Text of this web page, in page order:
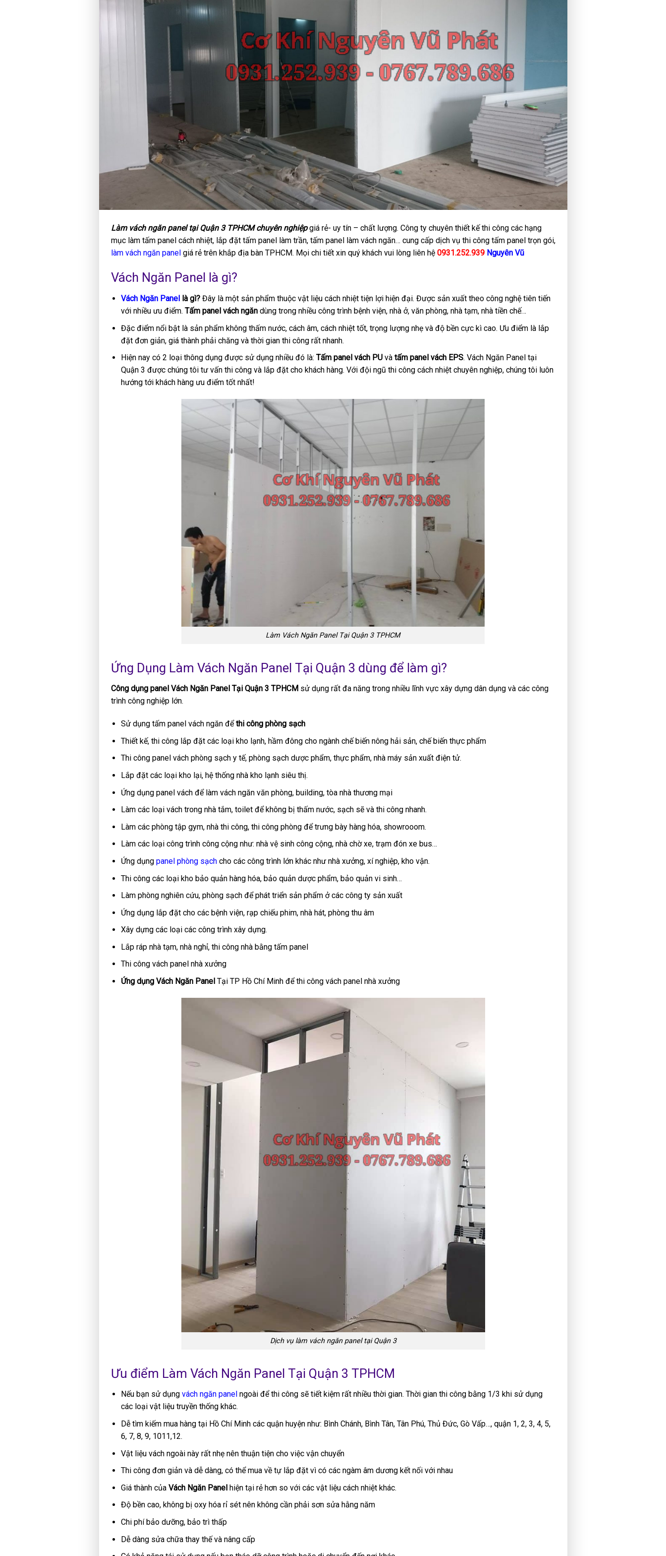
Làm vách ngăn panel tại Quận 3 TPHCM chuyên nghiệpgiá rẻ- uy tín – chất lượng. Công ty chuyên thiết kế thi công các hạng
mục làm tấm panel cách nhiệt, lắp đặt tấm panel làm trần, tấm panel làm vách ngăn… cung cấp dịch vụ thi công tấm panel trọn gói,
làm vách ngăn panel giá rẻ trên khắp địa bàn TPHCM. Mọi chi tiết xin quý khách vui lòng liên hệ 0931.252.939Nguyên Vũ
Vách Ngăn Panel là gì?
Vách Ngăn Panel là gì? Đây là một sản phẩm thuộc vật liệu cách nhiệt tiện lợi hiện đại. Được sản xuất theo công nghệ tiên tiến
với nhiều ưu điểm.Tấm panel vách ngăn dùng trong nhiều công trình bệnh viện, nhà ở, văn phòng, nhà tạm, nhà tiền chế…
Đặc điểm nổi bật là sản phẩm không thấm nước, cách âm, cách nhiệt tốt, trọng lượng nhẹ và độ bền cực kì cao. Ưu điểm là lắp
đặt đơn giản, giá thành phải chăng và thời gian thi công rất nhanh.
Hiện nay có 2 loại thông dụng được sử dụng nhiều đó là:Tấm panel vách PU vàtấm panel vách EPS. Vách Ngăn Panel tại
Quận 3 được chúng tôi tư vấn thi công và lắp đặt cho khách hàng. Với đội ngũ thi công cách nhiệt chuyên nghiệp, chúng tôi luôn
hướng tới khách hàng ưu điểm tốt nhất!
Làm Vách Ngăn Panel Tại Quận 3 TPHCM
Ứng Dụng Làm Vách Ngăn Panel Tại Quận 3 dùng để làm gì?
Công dụng panel Vách Ngăn Panel Tại Quận 3 TPHCM sử dụng rất đa năng trong nhiều lĩnh vực xây dựng dân dụng và các công
trình công nghiệp lớn.
Sử dụng tấm panel vách ngăn đểthi công phòng sạch
Thiết kế, thi công lắp đặt các loại kho lạnh, hầm đông cho ngành chế biến nông hải sản, chế biến thực phẩm
Thi công panel vách phòng sạch y tế, phòng sạch dược phẩm, thực phẩm, nhà máy sản xuất điện tử.
Lắp đặt các loại kho lại, hệ thống nhà kho lạnh siêu thị.
Ứng dụng panel vách để làm vách ngăn văn phòng, building, tòa nhà thương mại
Làm các loại vách trong nhà tắm, toilet để không bị thấm nước, sạch sẽ và thi công nhanh.
Làm các phòng tập gym, nhà thi công, thi công phòng để trưng bày hàng hóa, showrooom.
Làm các loại công trình công cộng như: nhà vệ sinh công cộng, nhà chờ xe, trạm đón xe bus…
Ứng dụngpanel phòng sạch cho các công trình lớn khác như nhà xưởng, xí nghiệp, kho vận.
Thi công các loại kho bảo quản hàng hóa, bảo quản dược phẩm, bảo quản vi sinh…
Làm phòng nghiên cứu, phòng sạch để phát triển sản phẩm ở các công ty sản xuất
Ứng dụng lắp đặt cho các bệnh viện, rạp chiếu phim, nhà hát, phòng thu âm
Xây dựng các loại các công trình xây dựng.
Lắp ráp nhà tạm, nhà nghỉ, thi công nhà bằng tấm panel
Thi công vách panel nhà xưởng
Ứng dụng Vách Ngăn Panel Tại TP Hồ Chí Minh để thi công vách panel nhà xưởng
Dịch vụ làm vách ngăn panel tại Quận 3
Ưu điểm Làm Vách Ngăn Panel Tại Quận 3 TPHCM
Nếu bạn sử dụngvách ngăn panel ngoài để thi công sẽ tiết kiệm rất nhiều thời gian. Thời gian thi công bằng 1/3 khi sử dụng
các loại vật liệu truyền thống khác.
Dễ tìm kiếm mua hàng tại Hồ Chí Minh các quận huyện như: Bình Chánh, Bình Tân, Tân Phú, Thủ Đức, Gò Vấp…, quận 1, 2, 3, 4, 5,
6, 7, 8, 9, 1011,12.
Vật liệu vách ngoài này rất nhẹ nên thuận tiện cho việc vận chuyển
Thi công đơn giản và dễ dàng, có thể mua về tự lắp đặt vì có các ngàm âm dương kết nối với nhau
Giá thành củaVách Ngăn Panel hiện tại rẻ hơn so với các vật liệu cách nhiệt khác.
Độ bền cao, không bị oxy hóa rỉ sét nên không cần phải sơn sửa hằng năm
Chi phí bảo dưỡng, bảo trì thấp
Dễ dàng sửa chữa thay thế và nâng cấp